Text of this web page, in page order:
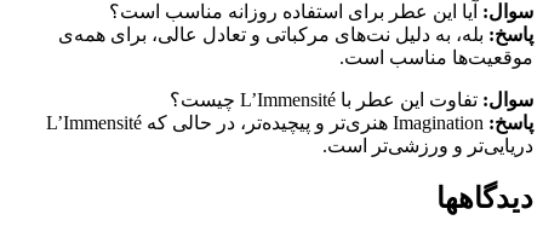
سوال: آیا این عطر برای استفاده روزانه مناسب است؟
پاسخ: بله، به دلیل نت‌های مرکباتی و تعادل عالی، برای همه‌ی
موقعیت‌ها مناسب است.
سوال: تفاوت این عطر با L’Immensité چیست؟
پاسخ:
Imagination هنری‌تر و پیچیده‌تر، در حالی که L’Immensité
دریایی‌تر و ورزشی‌تر است.
دیدگاهها